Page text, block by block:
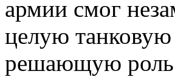
армии смог
целую
решающую